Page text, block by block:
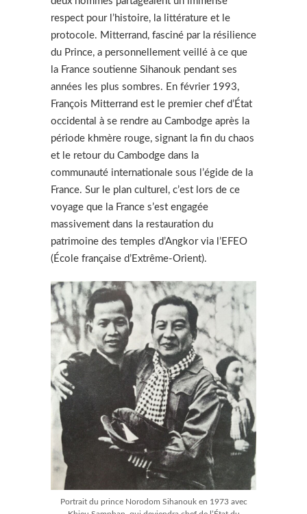
respect pour l’histoire, la littérature et le
protocole. Mitterrand, fasciné par la résilience
du Prince, a personnellement veillé à ce que
la France soutienne Sihanouk pendant ses
années les plus sombres. En février 1993,
François Mitterrand est le premier chef d’État
occidental à se rendre au Cambodge après la
période khmère rouge, signant la fin du chaos
et le retour du Cambodge dans la
communauté internationale sous l’égide de la
France. Sur le plan culturel, c’est lors de ce
voyage que la France s’est engagée
massivement dans la restauration du
patrimoine des temples d’Angkor via l’EFEO
(École française d’Extrême-Orient).
Portrait du prince Norodom Sihanouk en 1973 avec